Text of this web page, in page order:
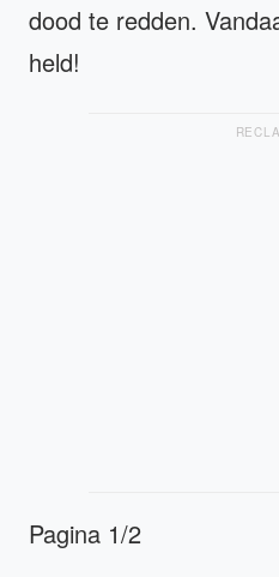
dood te redden.
held!
Pagina 1/2